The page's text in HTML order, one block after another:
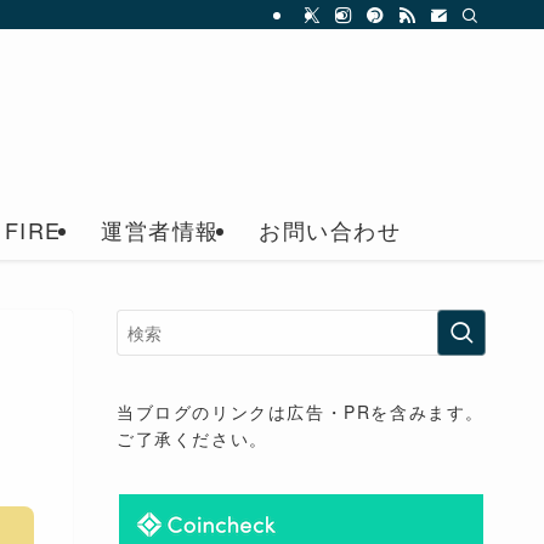
FIRE 運営者情報 お問い合わせ
当ブログのリンクは広告・PRを含みます。
ご了承ください。